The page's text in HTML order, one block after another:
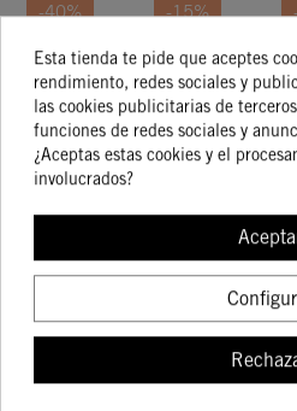
-40%
MANETA
DE
FRENO
KTM
FREERIDE
FLEX
92,69 €
55,61 €
COMPRAR
-15%
Maneta
De
Embrague
Y Maneta
123,66 €
105,11 €
COMPRAR
Y
Esta tienda te pide que aceptes
rendimiento, redes sociales y
las cookies publicitarias de
funciones de redes sociales y
¿Aceptas estas cookies y el
involucrados?